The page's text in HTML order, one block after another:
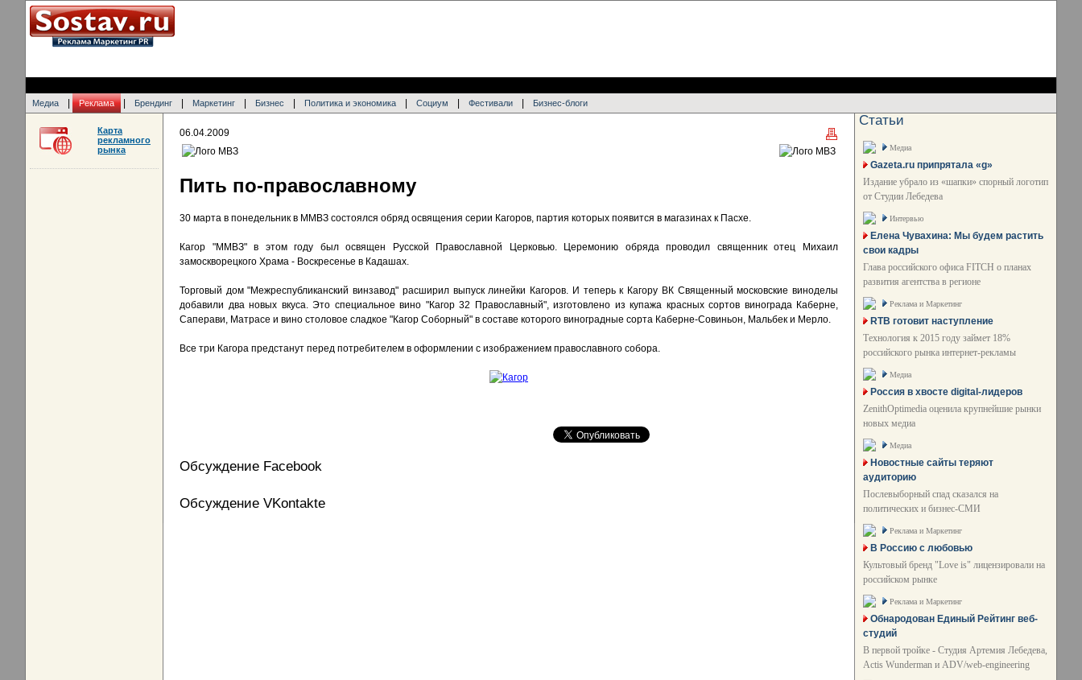
Медиа Реклама Брендинг Маркетинг Бизнес Политика и экономика Социум Фестивали Бизнес-блоги
06.04.2009
Пить по-православному
30 марта в понедельник в ММВЗ состоялся обряд освящения серии Кагоров, партия которых появится в магазинах к Пасхе.
Кагор "ММВЗ" в этом году был освящен Русской Православной Церковью. Церемонию обряда проводил священник отец Михаил
замоскворецкого Храма - Воскресенье в Кадашах.
Торговый дом "Межреспубликанский винзавод" расширил выпуск линейки Кагоров. И теперь к Кагору ВК Священный московские виноделы
добавили два новых вкуса. Это специальное вино "Кагор 32 Православный", изготовлено из купажа красных сортов винограда Каберне,
Саперави, Матрасе и вино столовое сладкое "Кагор Соборный" в составе которого виноградные сорта Каберне-Совиньон, Мальбек и Мерло.
Все три Кагора предстанут перед потребителем в оформлении с изображением православного собора.
Обсуждение Facebook
Обсуждение VKontakte
Карта
рекламного
рынка
Статьи
Медиа
Gazeta.ru припрятала «g»
Издание убрало из «шапки» спорный логотип
от Студии Лебедева
Интервью
Елена Чувахина: Мы будем растить
свои кадры
Глава российского офиса FITCH о планах
развития агентства в регионе
Реклама и Маркетинг
RTB готовит наступление
Технология к 2015 году займет 18%
российского рынка интернет-рекламы
Медиа
Россия в хвосте digital-лидеров
ZenithOptimedia оценила крупнейшие рынки
новых медиа
Медиа
Новостные сайты теряют
аудиторию
Послевыборный спад сказался на
политических и бизнес-СМИ
Реклама и Маркетинг
В Россию с любовью
Культовый бренд "Love is" лицензировали на
российском рынке
Реклама и Маркетинг
Обнародован Единый Рейтинг веб-
студий
В первой тройке - Студия Артемия Лебедева,
Actis Wunderman и ADV/web-engineering